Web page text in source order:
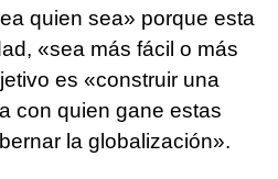
quien sea» porque esta
«sea más fácil o más
es «construir una
con quien gane estas
la globalización».